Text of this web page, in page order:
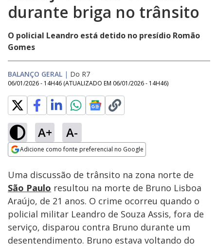
durante briga no trânsito
O policial Leandro está detido no presídio Romão
Gomes
BALANÇO GERAL | Do R7
06/01/2026 - 14H46 (ATUALIZADO EM 06/01/2026 - 14H46)
A+ A-
Adicione como fonte preferencial no Google
Ativar
Loaded:
9.75%
Uma discussão de trânsito na zona norte de
São Paulo resultou na morte de Bruno Lisboa
Araújo, de 21 anos. O crime ocorreu quando o
policial militar Leandro de Souza Assis, fora de
serviço, disparou contra Bruno durante um
desentendimento. Bruno estava voltando do